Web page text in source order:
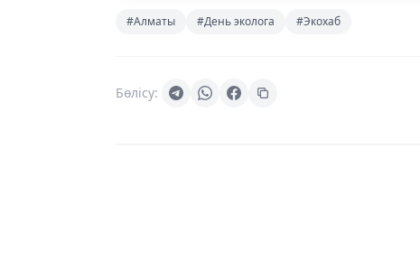
#Алматы #День эколога #Экохаб
Бөлісу: